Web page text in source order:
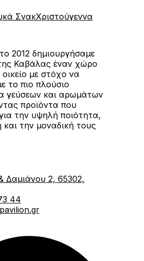
ΣνακΧριστούγεννα
2012 δημιουργήσαμε
Καβάλας έναν χώρο
με στόχο να
το πιο πλούσιο
γεύσεων και αρωμάτων
προϊόντα που
την υψηλή ποιότητα,
και την μοναδική τους
Δαμιάνου 2, 65302,
44